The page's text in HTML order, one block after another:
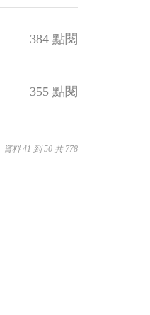
384 點閱
355 點閱
資料 41 到 50 共 778